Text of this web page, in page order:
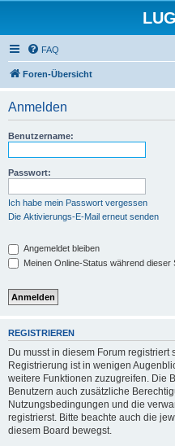
FAQ
Foren-Übersicht
Anmelden
Benutzername:
Passwort:
Ich habe mein Passwort vergessen
Die Aktivierungs-E-Mail erneut senden
Angemeldet bleiben
Meinen Online-Status während dieser
REGISTRIEREN
Du musst in diesem Forum
Registrierung ist in wenigen
weitere Funktionen zuzugreifen. Die
Benutzern auch zusätzliche
Nutzungsbedingungen und die
registrierst. Bitte beachte auch die
diesem Board bewegst.